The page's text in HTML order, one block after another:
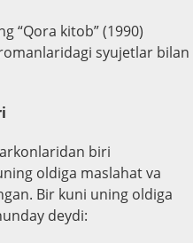
“Qora kitob” (1990)
syujetlar bilan
biri
oldiga maslahat va
Bir kuni uning oldiga
deydi: